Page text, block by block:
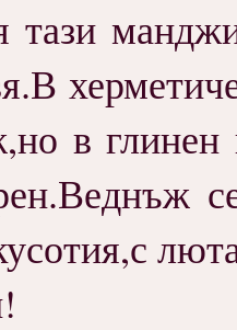
в глинен